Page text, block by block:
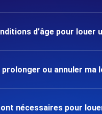
d'âge pour louer
ou annuler ma
nécessaires pour louer